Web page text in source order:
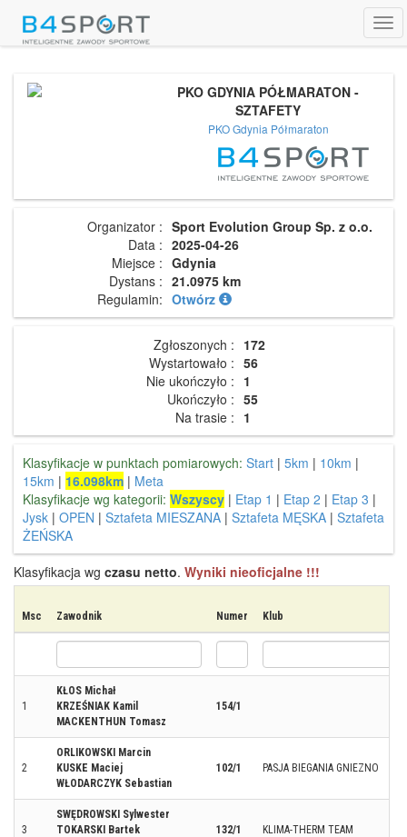
PKO GDYNIA PÓŁMARATON -
SZTAFETY
PKO Gdynia Półmaraton
Organizator : Sport Evolution Group Sp. z o.o.
Data : 2025-04-26
Miejsce : Gdynia
Dystans : 21.0975 km
Regulamin: Otwórz
Zgłoszonych : 172
Wystartowało : 56
Nie ukończyło : 1
Ukończyło : 55
Na trasie : 1
Klasyfikacje w punktach pomiarowych: Start | 5km | 10km |
15km | 16.098km | Meta
Klasyfikacje wg kategorii: Wszyscy | Etap 1 | Etap 2 | Etap 3 |
Jysk | OPEN | Sztafeta MIESZANA | Sztafeta MĘSKA | Sztafeta
ŻEŃSKA
Klasyfikacja wg czasu netto. Wyniki nieoficjalne !!!
Msc Zawodnik Numer Klub
1
KŁOS Michał
KRZEŚNIAK Kamil
MACKENTHUN Tomasz
154/1
2
ORLIKOWSKI Marcin
KUSKE Maciej
WŁODARCZYK Sebastian
102/1 PASJA BIEGANIA GNIEZNO
3
SWĘDROWSKI Sylwester
TOKARSKI Bartek
132/1 KLIMA-THERM TEAM